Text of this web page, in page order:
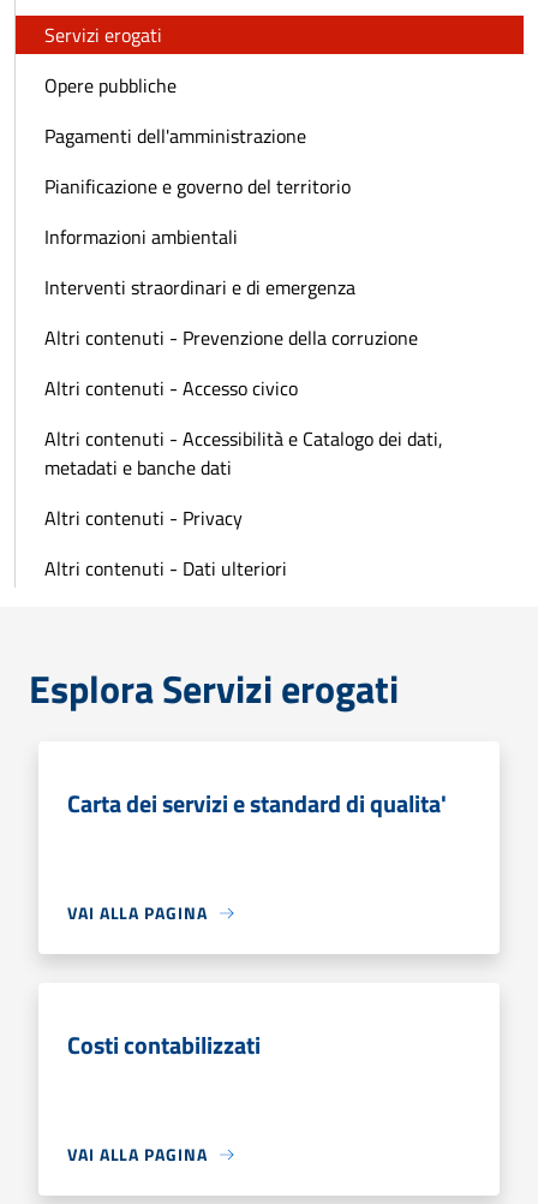
Servizi erogati
Opere pubbliche
Pagamenti dell'amministrazione
Pianificazione e governo del territorio
Informazioni ambientali
Interventi straordinari e di emergenza
Altri contenuti - Prevenzione della corruzione
Altri contenuti - Accesso civico
Altri contenuti - Accessibilità e Catalogo dei dati,
metadati e banche dati
Altri contenuti - Privacy
Altri contenuti - Dati ulteriori
Esplora Servizi erogati
Carta dei servizi e standard di qualita'
VAI ALLA PAGINA
Costi contabilizzati
VAI ALLA PAGINA